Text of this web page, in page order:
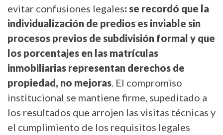
evitar confusiones legales: se recordó que la
individualización de predios es inviable sin
procesos previos de subdivisión formal y que
los porcentajes en las matrículas
inmobiliarias representan derechos de
propiedad, no mejoras. El compromiso
institucional se mantiene firme, supeditado a
los resultados que arrojen las visitas técnicas y
el cumplimiento de los requisitos legales